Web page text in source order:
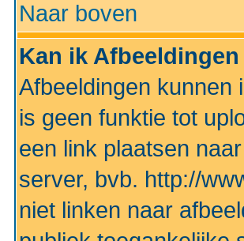
Naar boven
Kan ik
Afbeeldingen kunnen
is geen funktie tot
een link plaatsen
server, bvb. http://
niet linken naar